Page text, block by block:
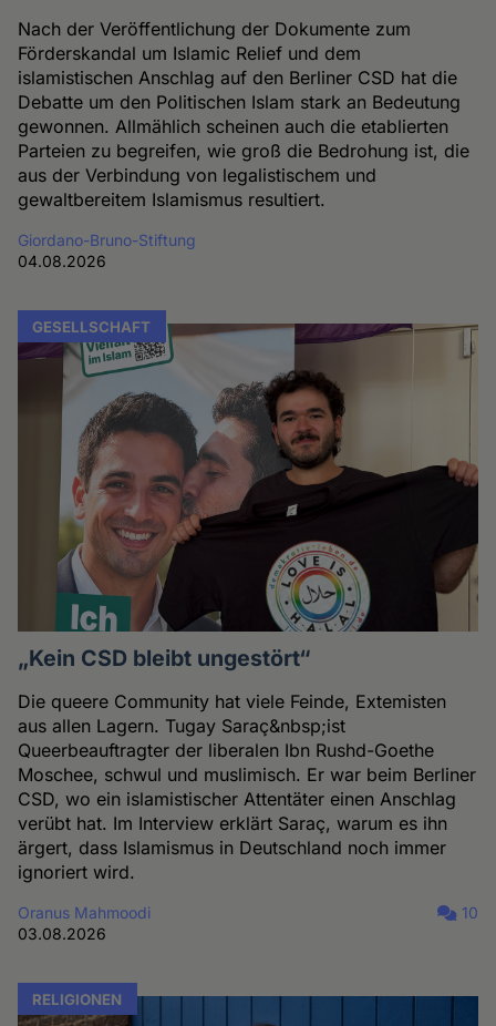
Nach der Veröffentlichung der Dokumente zum
Förderskandal um Islamic Relief und dem
islamistischen Anschlag auf den Berliner CSD hat die
Debatte um den Politischen Islam stark an Bedeutung
gewonnen. Allmählich scheinen auch die etablierten
Parteien zu begreifen, wie groß die Bedrohung ist, die
aus der Verbindung von legalistischem und
gewaltbereitem Islamismus resultiert.
Giordano-Bruno-Stiftung
04.08.2026
GESELLSCHAFT
„Kein CSD bleibt ungestört“
Die queere Community hat viele Feinde, Extemisten
aus allen Lagern. Tugay Saraç&nbsp;ist
Queerbeauftragter der liberalen Ibn Rushd-Goethe
Moschee, schwul und muslimisch. Er war beim Berliner
CSD, wo ein islamistischer Attentäter einen Anschlag
verübt hat. Im Interview erklärt Saraç, warum es ihn
ärgert, dass Islamismus in Deutschland noch immer
ignoriert wird.
Oranus Mahmoodi
03.08.2026
10
RELIGIONEN